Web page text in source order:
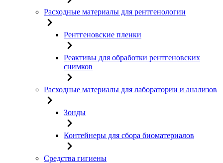
Расходные материалы для рентгенологии
Рентгеновские пленки
Реактивы для обработки рентгеновских
снимков
Расходные материалы для лаборатории и анализов
Зонды
Контейнеры для сбора биоматериалов
Средства гигиены